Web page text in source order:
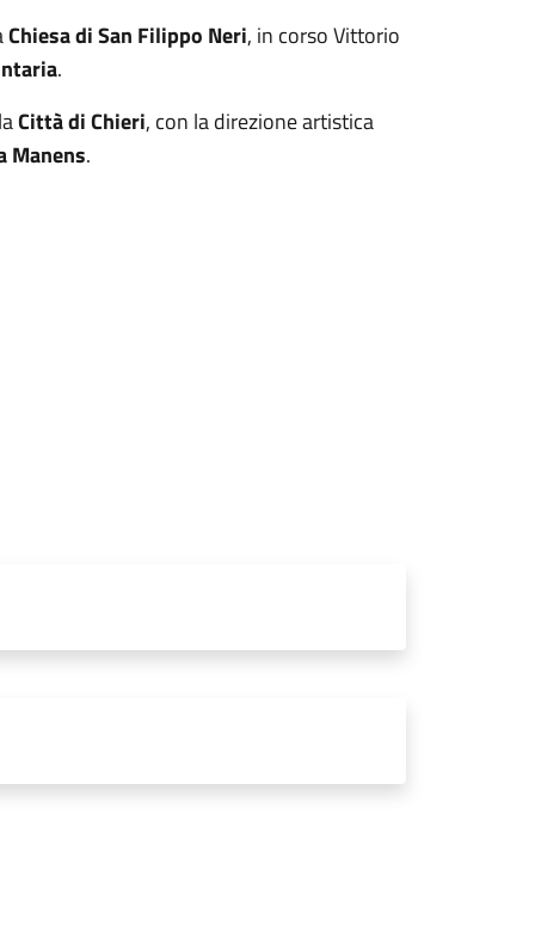
Chiesa di San Filippo Neri, in corso Vittorio
.
Città di Chieri, con la direzione artistica
Manens.